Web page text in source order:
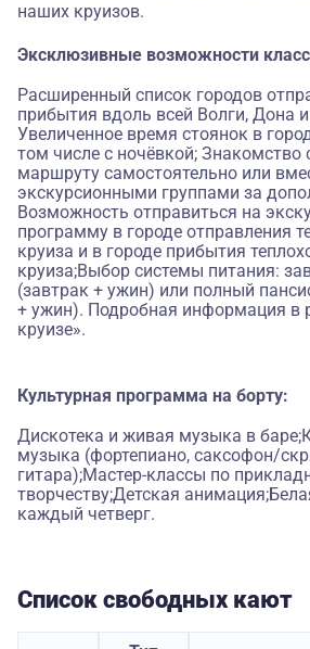
наших круизов.
Эксклюзивные возможности
Расширенный список городов
прибытия вдоль всей Волги, Дона
Увеличенное время стоянок в
том числе с ночёвкой; Знакомство
маршруту самостоятельно или
экскурсионными группами за
Возможность отправиться на
программу в городе отправления
круиза и в городе прибытия
круиза;Выбор системы питания:
(завтрак + ужин) или полный
+ ужин). Подробная информация в
круизе».
Культурная программа на борту:
Дискотека и живая музыка в
музыка (фортепиано, саксофон/
гитара);Мастер-классы по
творчеству;Детская
каждый четверг.
Список свободных кают